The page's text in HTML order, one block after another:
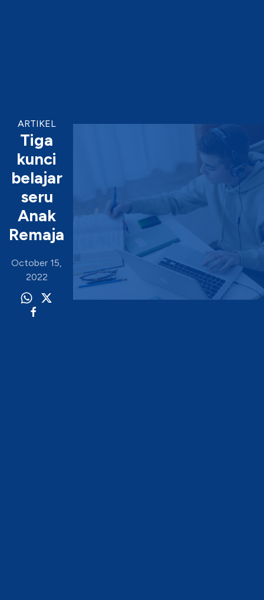
ARTIKEL
Tiga
kunci
belajar
seru
Anak
Remaja
October 15,
2022